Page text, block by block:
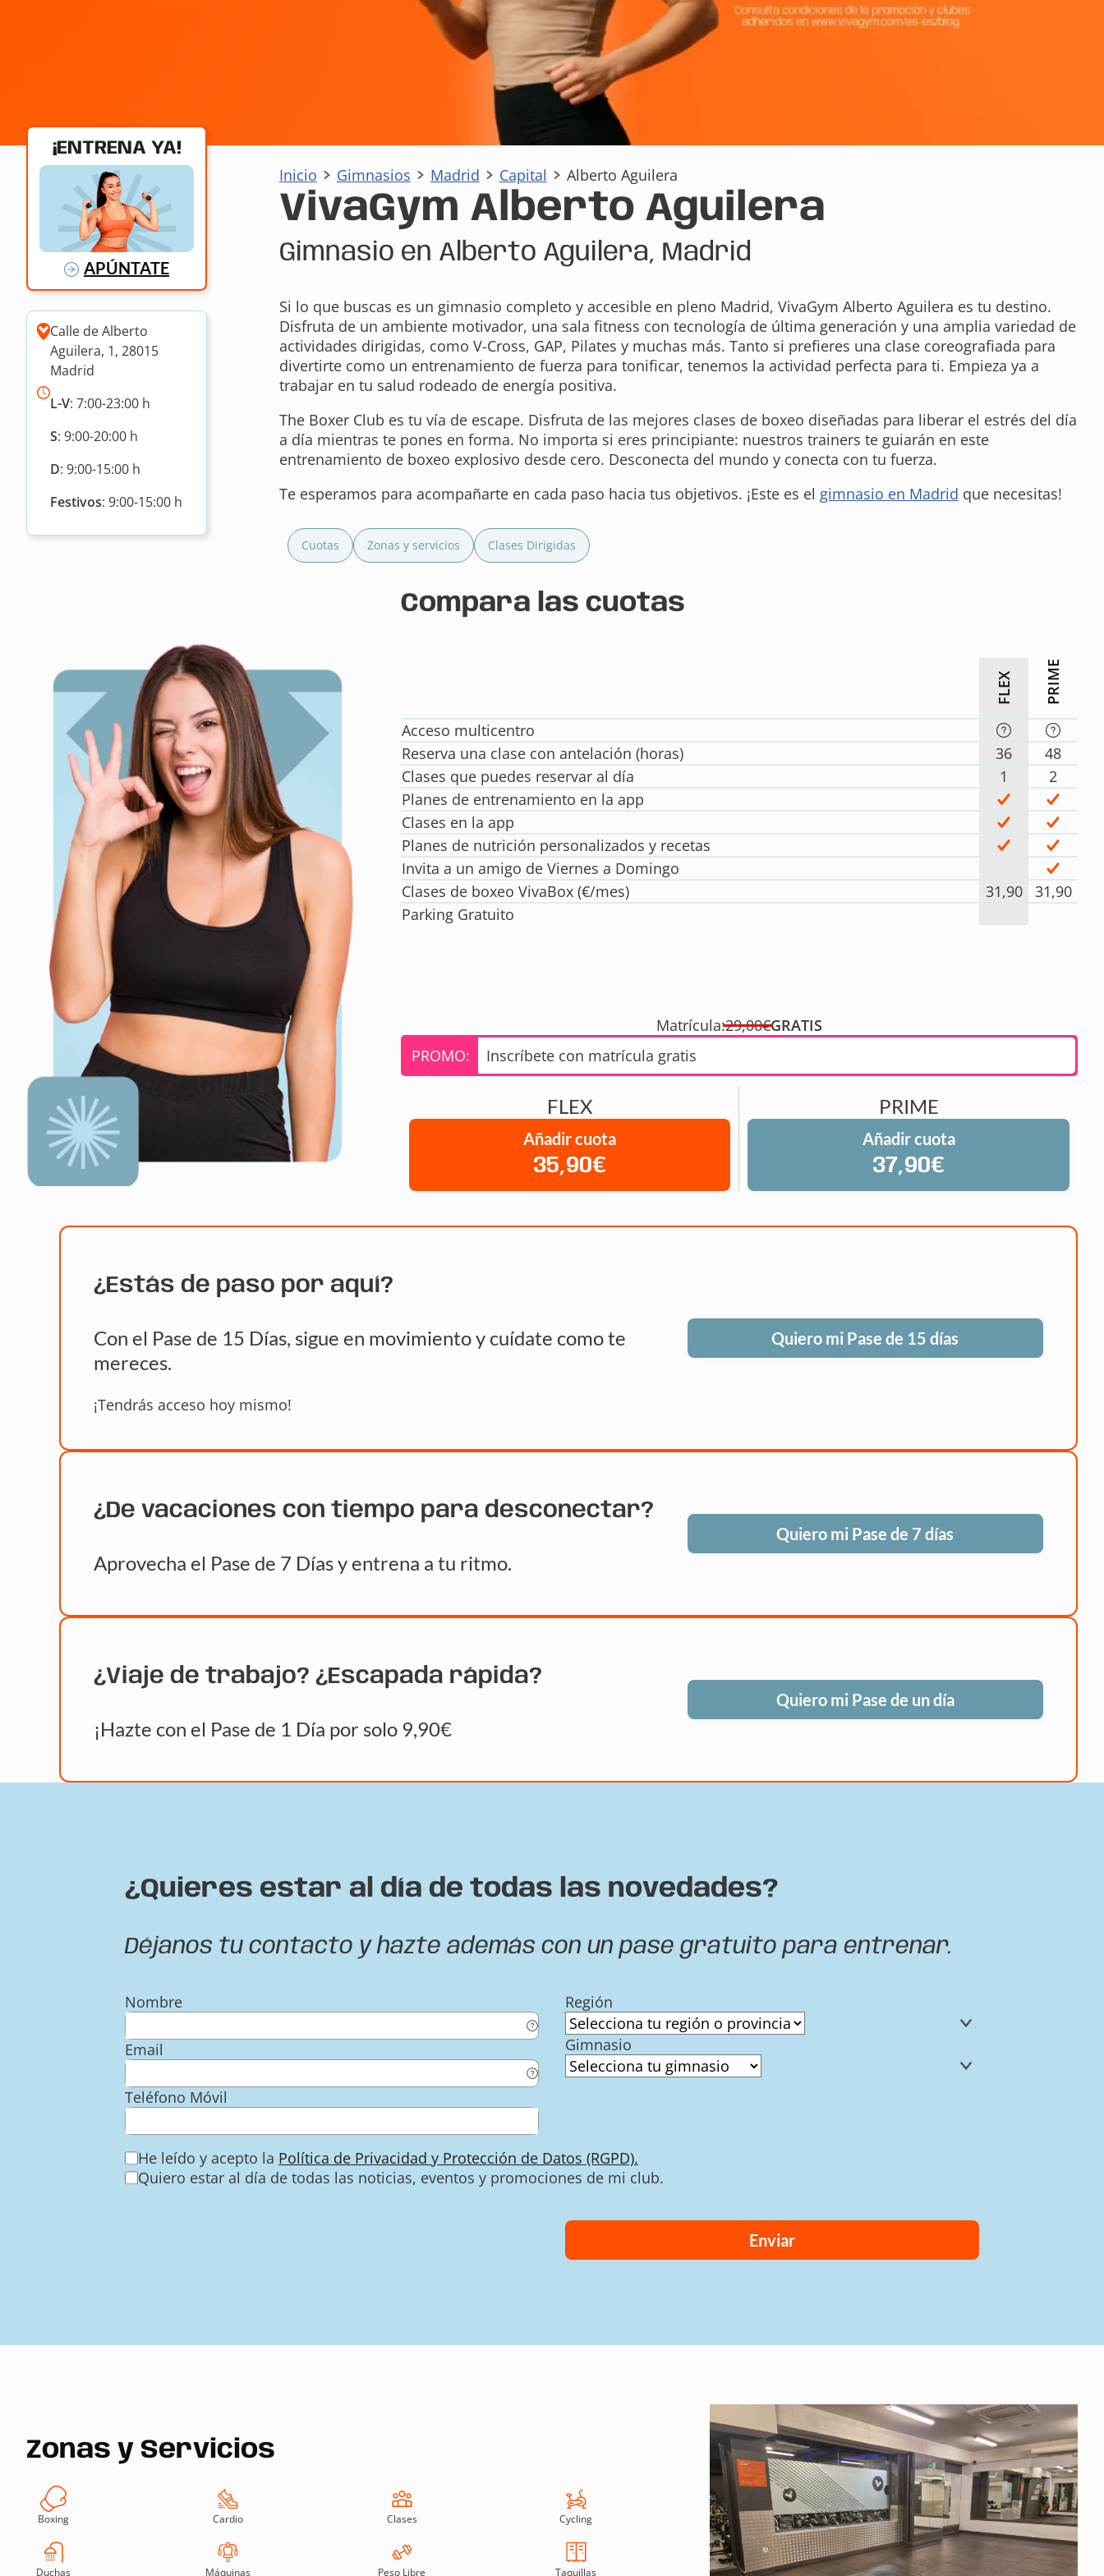
¡ENTRENA YA!
APÚNTATE
Calle de Alberto
Aguilera, 1, 28015
Madrid
L-V: 7:00-23:00 h
S: 9:00-20:00 h
D: 9:00-15:00 h
Festivos: 9:00-15:00 h
Inicio Gimnasios Madrid Capital Alberto Aguilera
VivaGym Alberto Aguilera
Gimnasio en Alberto Aguilera, Madrid
Si lo que buscas es un gimnasio completo y accesible en pleno Madrid, VivaGym Alberto Aguilera es tu destino.
Disfruta de un ambiente motivador, una sala fitness con tecnología de última generación y una amplia variedad de
actividades dirigidas, como V-Cross, GAP, Pilates y muchas más. Tanto si prefieres una clase coreografiada para
divertirte como un entrenamiento de fuerza para tonificar, tenemos la actividad perfecta para ti. Empieza ya a
trabajar en tu salud rodeado de energía positiva.
The Boxer Club es tu vía de escape. Disfruta de las mejores clases de boxeo diseñadas para liberar el estrés del día
a día mientras te pones en forma. No importa si eres principiante: nuestros trainers te guiarán en este
entrenamiento de boxeo explosivo desde cero. Desconecta del mundo y conecta con tu fuerza.
Te esperamos para acompañarte en cada paso hacia tus objetivos. ¡Este es el gimnasio en Madrid que necesitas!
Cuotas Zonas y servicios Clases Dirigidas
Compara las cuotas
FLEX PRIME
Acceso multicentro
Reserva una clase con antelación (horas)
36
48
Clases que puedes reservar al día
1
2
Planes de entrenamiento en la app
Clases en la app
Planes de nutrición personalizados y recetas
Invita a un amigo de Viernes a Domingo
Clases de boxeo VivaBox (€/mes)
31,90
31,90
Parking Gratuito
Matrícula:29,00€GRATIS
PROMO:
Inscríbete con matrícula gratis
FLEX
Añadir cuota
35,90€
PRIME
Añadir cuota
37,90€
¿Estás de paso por aquí?
Con el Pase de 15 Días, sigue en movimiento y cuídate como te
mereces.
¡Tendrás acceso hoy mismo!
Quiero mi Pase de 15 días
¿De vacaciones con tiempo para desconectar?
Aprovecha el Pase de 7 Días y entrena a tu ritmo.
Quiero mi Pase de 7 días
¿Viaje de trabajo? ¿Escapada rápida?
¡Hazte con el Pase de 1 Día por solo 9,90€
Quiero mi Pase de un día
¿Quieres estar al día de todas las novedades?
Déjanos tu contacto y hazte además con un pase gratuito para entrenar.
Nombre
Email
Teléfono Móvil
Región
Gimnasio
He leído y acepto la Política de Privacidad y Protección de Datos (RGPD).
Quiero estar al día de todas las noticias, eventos y promociones de mi club.
Zonas y Servicios
Boxing Cardio Clases Cycling
Duchas Máquinas Peso Libre Taquillas